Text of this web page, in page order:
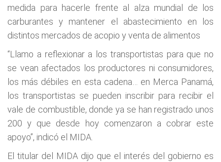
medida para hacerle frente al alza mundial de los
carburantes y mantener el abastecimiento en los
distintos mercados de acopio y venta de alimentos
“Llamo a reflexionar a los transportistas para que no
se vean afectados los productores ni consumidores,
los más débiles en esta cadena… en Merca Panamá,
los transportistas se pueden inscribir para recibir el
vale de combustible, donde ya se han registrado unos
200 y que desde hoy comenzaron a cobrar este
apoyo”, indicó el MIDA.
El titular del MIDA dijo que el interés del gobierno es